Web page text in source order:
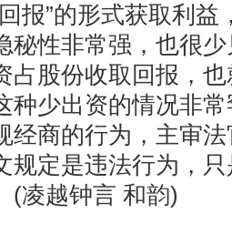
报”的形式获取利益
秘性非常强，也很
占股份收取回报，
种少出资的情况非
经商的行为，主审
规定是违法行为，
(凌越钟言 和韵)